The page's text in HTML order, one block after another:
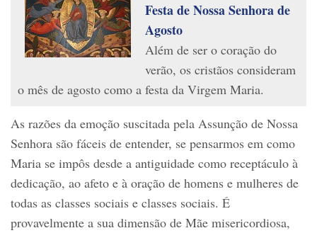
Festa de Nossa Senhora de
Agosto
Além de ser o coração do
verão, os cristãos consideram
o mês de agosto como a festa da Virgem Maria.
As razões da emoção suscitada pela Assunção de Nossa
Senhora são fáceis de entender, se pensarmos em como
Maria se impôs desde a antiguidade como receptáculo à
dedicação, ao afeto e à oração de homens e mulheres de
todas as classes sociais e classes sociais. É
provavelmente a sua dimensão de Mãe misericordiosa,